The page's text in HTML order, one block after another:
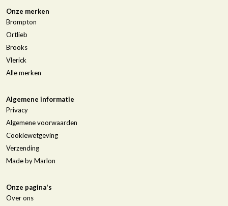
Onze merken
Brompton
Ortlieb
Brooks
Vlerick
Alle merken
Algemene informatie
Privacy
Algemene voorwaarden
Cookiewetgeving
Verzending
Made by Marlon
Onze pagina's
Over ons